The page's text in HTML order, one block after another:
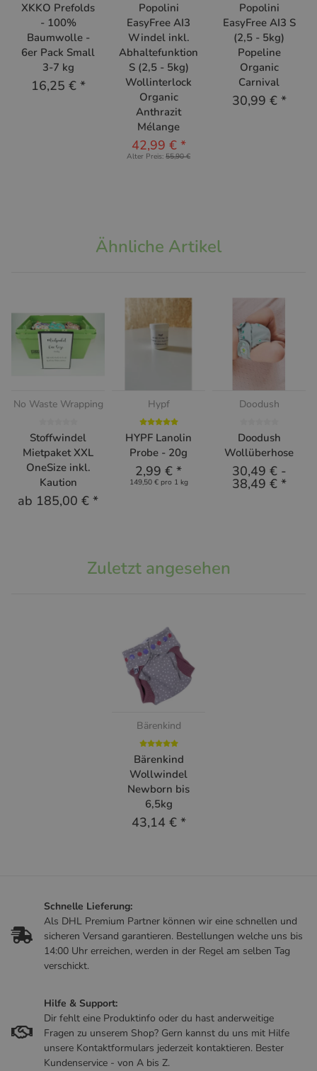
XKKO Prefolds
- 100%
Baumwolle -
6er Pack Small
3-7 kg
16,25 € *
Popolini
EasyFree AI3
Windel inkl.
Abhaltefunktion
S (2,5 - 5kg)
Wollinterlock
Organic
Anthrazit
Mélange
42,99 € *
Alter Preis: 55,90 €
Popolini
EasyFree AI3 S
(2,5 - 5kg)
Popeline
Organic
Carnival
30,99 € *
Ähnliche Artikel
No Waste Wrapping
Stoffwindel
Mietpaket XXL
OneSize inkl.
Kaution
ab 185,00 € *
Hypf
HYPF Lanolin
Probe - 20g
2,99 € *
149,50 € pro 1 kg
Doodush
Doodush
Wollüberhose
30,49 €-
38,49 € *
Zuletzt angesehen
Bärenkind
Bärenkind
Wollwindel
Newborn bis
6,5kg
43,14 € *
Schnelle Lieferung:
Als DHL Premium Partner können wir eine schnellen und
sicheren Versand garantieren. Bestellungen welche uns bis
14:00 Uhr erreichen, werden in der Regel am selben Tag
verschickt.
Hilfe & Support:
Dir fehlt eine Produktinfo oder du hast anderweitige
Fragen zu unserem Shop? Gern kannst du uns mit Hilfe
unsere Kontaktformulars jederzeit kontaktieren. Bester
Kundenservice - von A bis Z.